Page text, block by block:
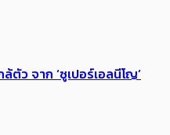
ตัว จาก ‘ซูเปอร์เอลนีโญ’